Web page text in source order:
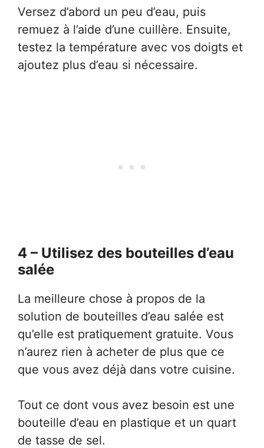
Versez d’abord un peu d’eau, puis
remuez à l’aide d’une cuillère. Ensuite,
testez la température avec vos doigts et
ajoutez plus d’eau si nécessaire.
4 – Utilisez des bouteilles d’eau
salée
La meilleure chose à propos de la
solution de bouteilles d’eau salée est
qu’elle est pratiquement gratuite. Vous
n’aurez rien à acheter de plus que ce
que vous avez déjà dans votre cuisine.
Tout ce dont vous avez besoin est une
bouteille d’eau en plastique et un quart
de tasse de sel.